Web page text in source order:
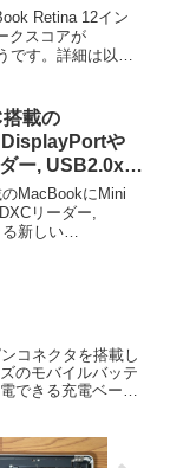
を搭載しス
と同程度？
Retina 12イン
クスコアが
です。詳細は以下
載の
や
ー, USB2.0x2
い
ブを発売。
MacBookにMini
リーダー,
新しい
コネクタを搭載し
のモバイルバッテ
できる充電ベース